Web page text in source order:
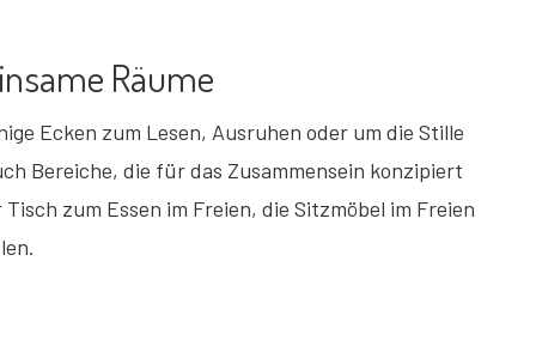
Räume
Ecken zum Lesen, Ausruhen oder um die Stille
Bereiche, die für das Zusammensein konzipiert
zum Essen im Freien, die Sitzmöbel im Freien